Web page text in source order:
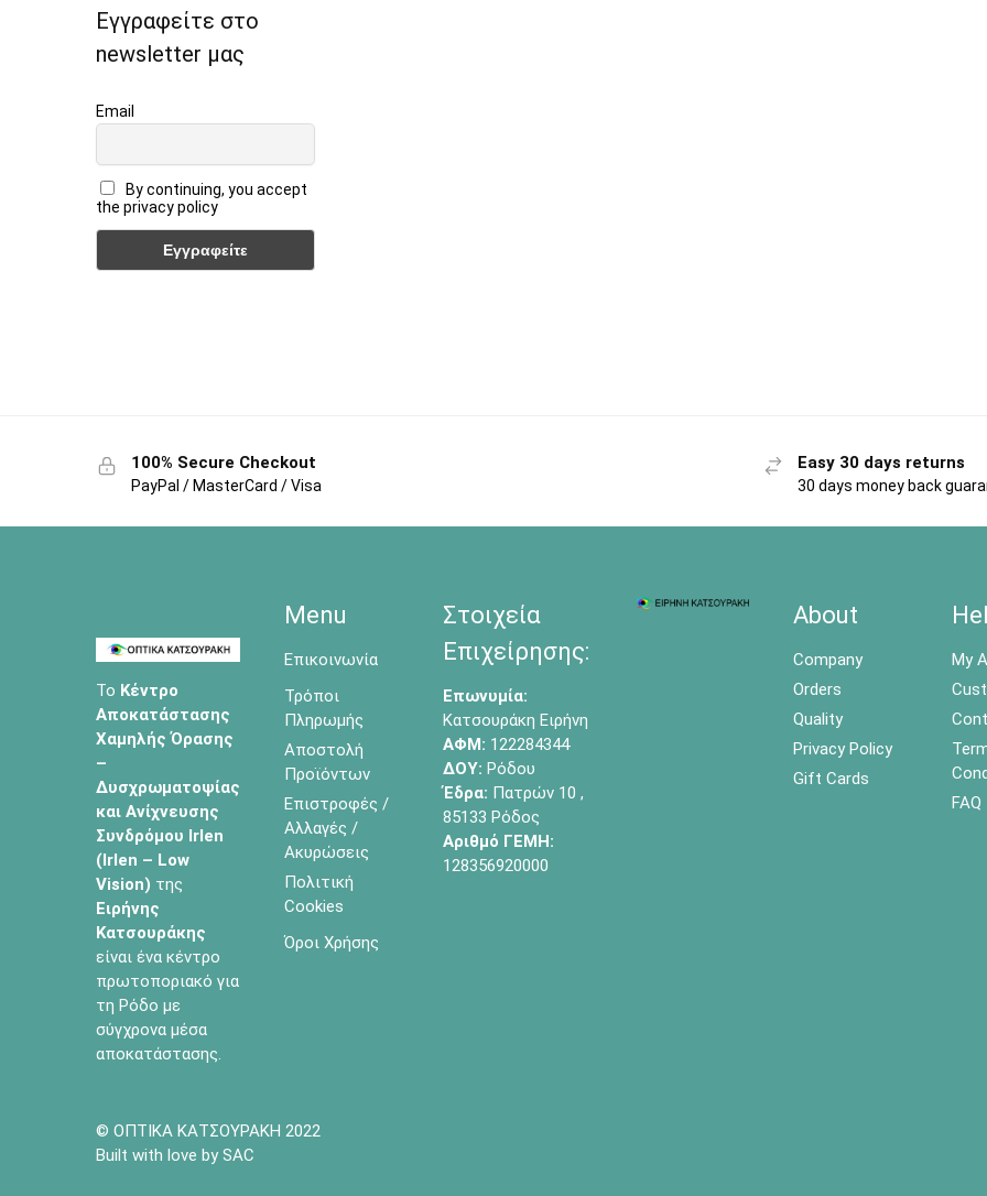
Εγγραφείτε στο
newsletter μας
Email
By continuing, you accept
the privacy policy
100% Secure Checkout
PayPal / MasterCard / Visa
Easy 30 days returns
30 days money back
Το Κέντρο
Αποκατάστασης
Χαμηλής Όρασης
–
Δυσχρωματοψίας
και Ανίχνευσης
Συνδρόμου Irlen
(Irlen – Low
Vision) της
Ειρήνης
Κατσουράκης
είναι ένα κέντρο
πρωτοποριακό για
τη Ρόδο με
σύγχρονα μέσα
αποκατάστασης.
Menu
Επικοινωνία
Τρόποι
Πληρωμής
Αποστολή
Προϊόντων
Επιστροφές /
Αλλαγές /
Ακυρώσεις
Πολιτική
Cookies
Όροι Χρήσης
Στοιχεία
Επιχείρησης:
Επωνυμία:
Κατσουράκη Ειρήνη
ΑΦΜ: 122284344
ΔΟΥ: Ρόδου
Έδρα: Πατρών 10 ,
85133 Ρόδος
Αριθμό ΓΕΜΗ:
128356920000
About
Company
Orders
Quality
Privacy Policy
Gift Cards
My
FAQ
© ΟΠΤΙΚΑ ΚΑΤΣΟΥΡΑΚΗ 2022
Built with love by SAC